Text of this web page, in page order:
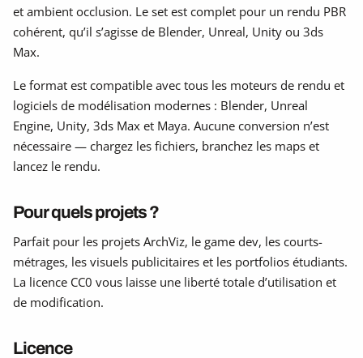
et ambient occlusion. Le set est complet pour un rendu PBR
cohérent, qu’il s’agisse de Blender, Unreal, Unity ou 3ds
Max.
Le format est compatible avec tous les moteurs de rendu et
logiciels de modélisation modernes : Blender, Unreal
Engine, Unity, 3ds Max et Maya. Aucune conversion n’est
nécessaire — chargez les fichiers, branchez les maps et
lancez le rendu.
Pour quels projets ?
Parfait pour les projets ArchViz, le game dev, les courts-
métrages, les visuels publicitaires et les portfolios étudiants.
La licence CC0 vous laisse une liberté totale d’utilisation et
de modification.
Licence